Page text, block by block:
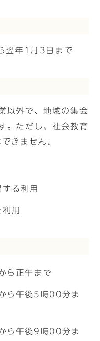
翌年1月3日まで
以外で、地域の集会
。ただし、社会教育
きません。
る利用
用
ら正午まで
ら午後5時00分ま
ら午後9時00分ま